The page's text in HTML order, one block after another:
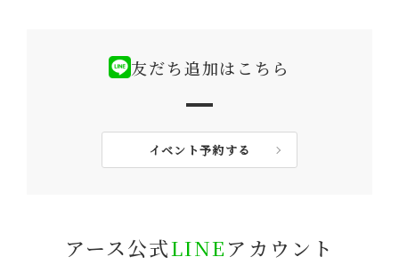
友だち追加はこちら
イベント予約する
アース公式LINEアカウント